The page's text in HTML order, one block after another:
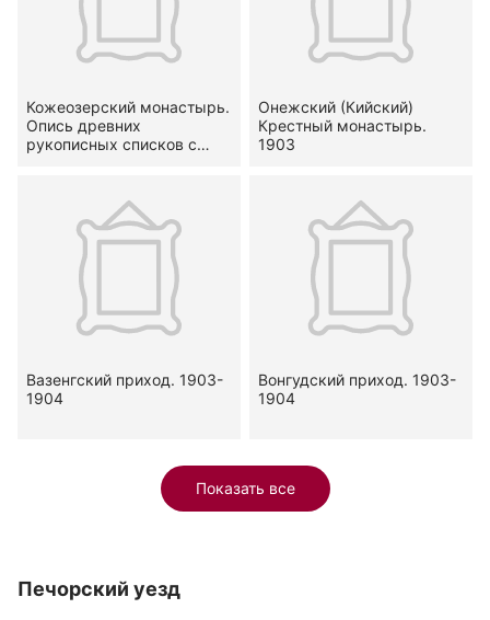
Кожеозерский монастырь.
Опись древних
рукописных списков с
Онежский (Кийский)
Крестный монастырь.
1903
Вазенгский приход. 1903-
1904
Вонгудский приход. 1903-
1904
Показать все
Печорский уезд